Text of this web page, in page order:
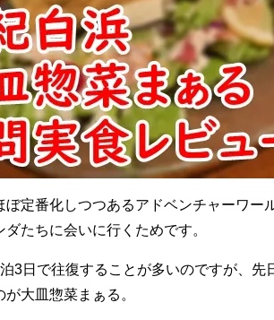
ぼ定番化しつつあるアドベンチャーワー
ダたちに会いに行くためです。
3日で往復することが多いのですが、先
大皿惣菜まぁる。